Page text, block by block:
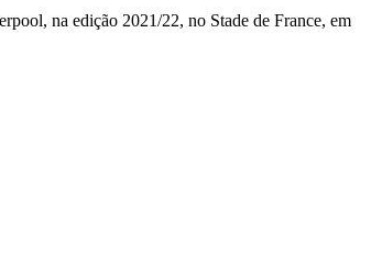
na edição 2021/22, no Stade de France, em